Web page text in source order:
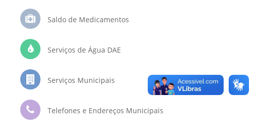
Saldo de Medicamentos
Serviços de Água DAE
Serviços Municipais
Telefones e Endereços Municipais